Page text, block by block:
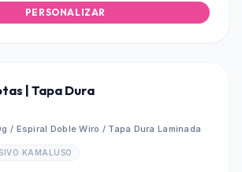
PERSONALIZAR
| Tapa Dura
/ Espiral Doble Wiro / Tapa Dura Laminada
KAMALUSO